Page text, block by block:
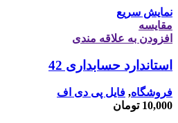
نمایش سریع
مقايسه
افزودن به علاقه مندی
استاندارد حسابداری 42
فروشگاه, فایل پی دی اف
10,000 تومان